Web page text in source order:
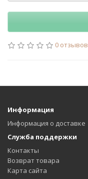
0 отзывов
Информация
Информация о доставке
Служба поддержки
Контакты
Возврат товара
Карта сайта